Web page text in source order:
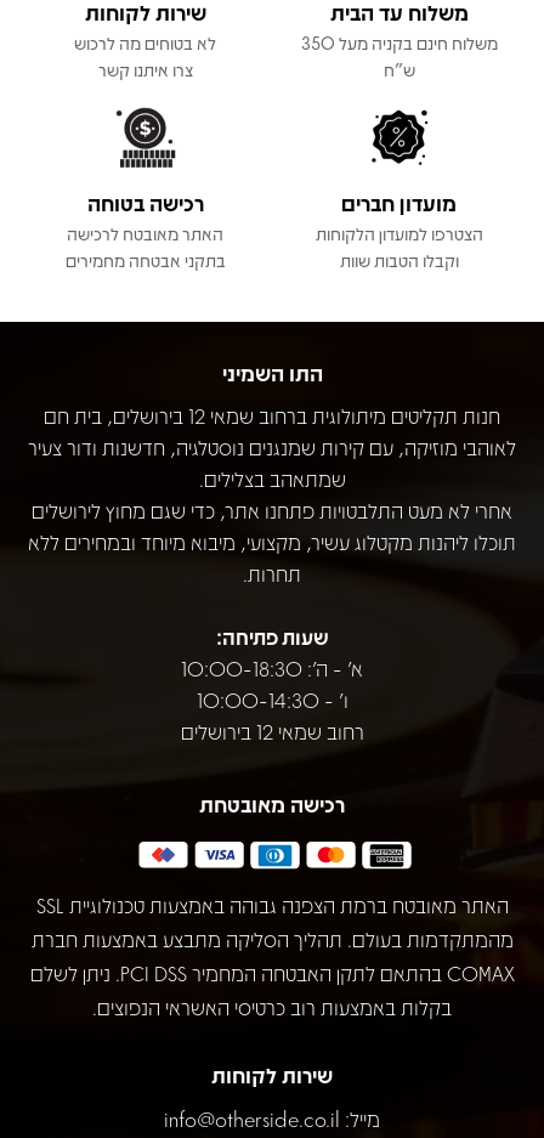
משלוח עד הבית
משלוח חינם בקניה מעל 350
ש"ח
שירות לקוחות
לא בטוחים מה לרכוש
צרו איתנו קשר
מועדון חברים
הצטרפו למועדון הלקוחות
וקבלו הטבות שוות
רכישה בטוחה
האתר מאובטח לרכישה
בתקני אבטחה מחמירים
התו השמיני
חנות תקליטים מיתולוגית ברחוב שמאי 12 בירושלים, בית חם
לאוהבי מוזיקה, עם קירות שמנגנים נוסטלגיה, חדשנות ודור צעיר
שמתאהב בצלילים.
אחרי לא מעט התלבטויות פתחנו אתר, כדי שגם מחוץ לירושלים
תוכלו ליהנות מקטלוג עשיר, מקצועי, מיבוא מיוחד ובמחירים ללא
תחרות.
שעות פתיחה:
א' - ה': 10:00-18:30
ו' - 10:00-14:30
רחוב שמאי 12 בירושלים
רכישה מאובטחת
האתר מאובטח ברמת הצפנה גבוהה באמצעות טכנולוגיית SSL
מהמתקדמות בעולם. תהליך הסליקה מתבצע באמצעות חברת
COMAX בהתאם לתקן האבטחה המחמיר PCI DSS. ניתן לשלם
בקלות באמצעות רוב כרטיסי האשראי הנפוצים.
שירות לקוחות
מייל: info@otherside.co.il